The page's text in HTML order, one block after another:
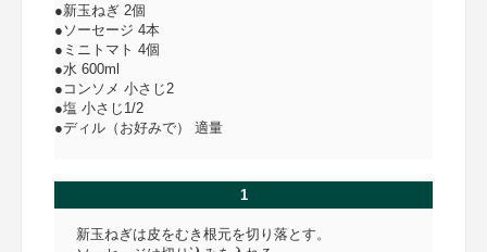
●新玉ねぎ 2個
●ソーセージ 4本
●ミニトマト 4個
●水 600ml
●コンソメ 小さじ2
●塩 小さじ1/2
●ディル（お好みで） 適量
1
新玉ねぎは皮をむき根元を切り落とす。